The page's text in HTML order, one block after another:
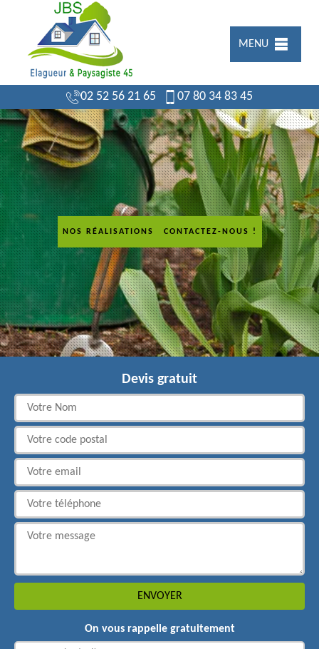
MENU
02 52 56 21 65 07 80 34 83 45
NOS RÉALISATIONS CONTACTEZ-NOUS !
Devis gratuit
On vous rappelle gratuitement